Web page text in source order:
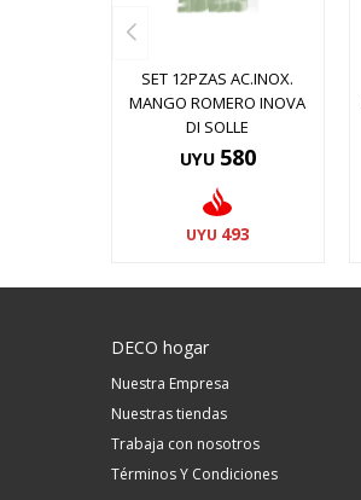
SET 12PZAS AC.INOX.
MANGO ROMERO INOVA
DI SOLLE
UYU 580
UYU 493
DECO hogar
Nuestra Empresa
Nuestras tiendas
Trabaja con nosotros
Términos Y Condiciones